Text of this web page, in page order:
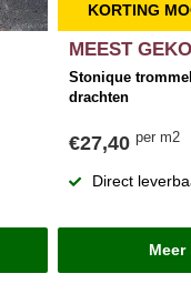
KORTING
MEEST
Stonique
drachten
€27,40 per m2
Direct